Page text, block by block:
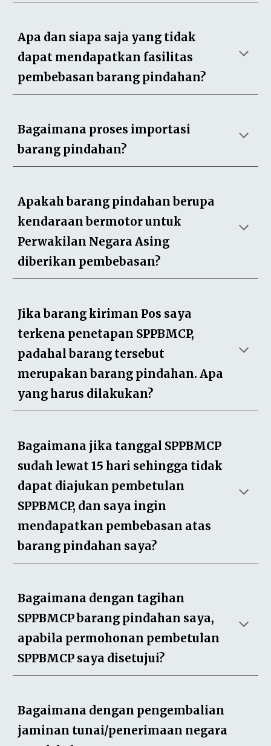
Apa dan siapa saja yang tidak
dapat mendapatkan fasilitas
pembebasan barang pindahan?
Bagaimana proses importasi
barang pindahan?
Apakah barang pindahan berupa
kendaraan bermotor untuk
Perwakilan Negara Asing
diberikan pembebasan?
Jika barang kiriman Pos saya
terkena penetapan SPPBMCP,
padahal barang tersebut
merupakan barang pindahan. Apa
yang harus dilakukan?
Bagaimana jika tanggal SPPBMCP
sudah lewat 15 hari sehingga tidak
dapat diajukan pembetulan
SPPBMCP, dan saya ingin
mendapatkan pembebasan atas
barang pindahan saya?
Bagaimana dengan tagihan
SPPBMCP barang pindahan saya,
apabila permohonan pembetulan
SPPBMCP saya disetujui?
Bagaimana dengan pengembalian
jaminan tunai/penerimaan negara